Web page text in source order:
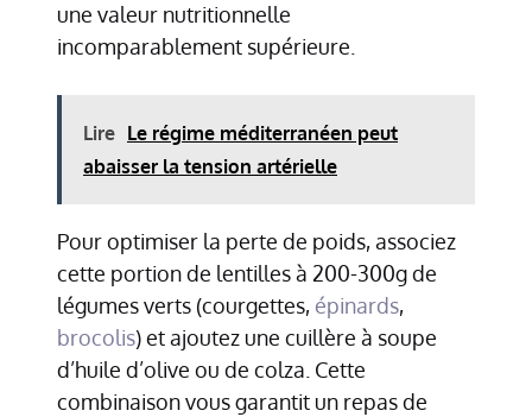
une valeur nutritionnelle
incomparablement supérieure.
Lire Le régime méditerranéen peut
abaisser la tension artérielle
Pour optimiser la perte de poids, associez
cette portion de lentilles à 200-300g de
légumes verts (courgettes, épinards,
brocolis) et ajoutez une cuillère à soupe
d’huile d’olive ou de colza. Cette
combinaison vous garantit un repas de